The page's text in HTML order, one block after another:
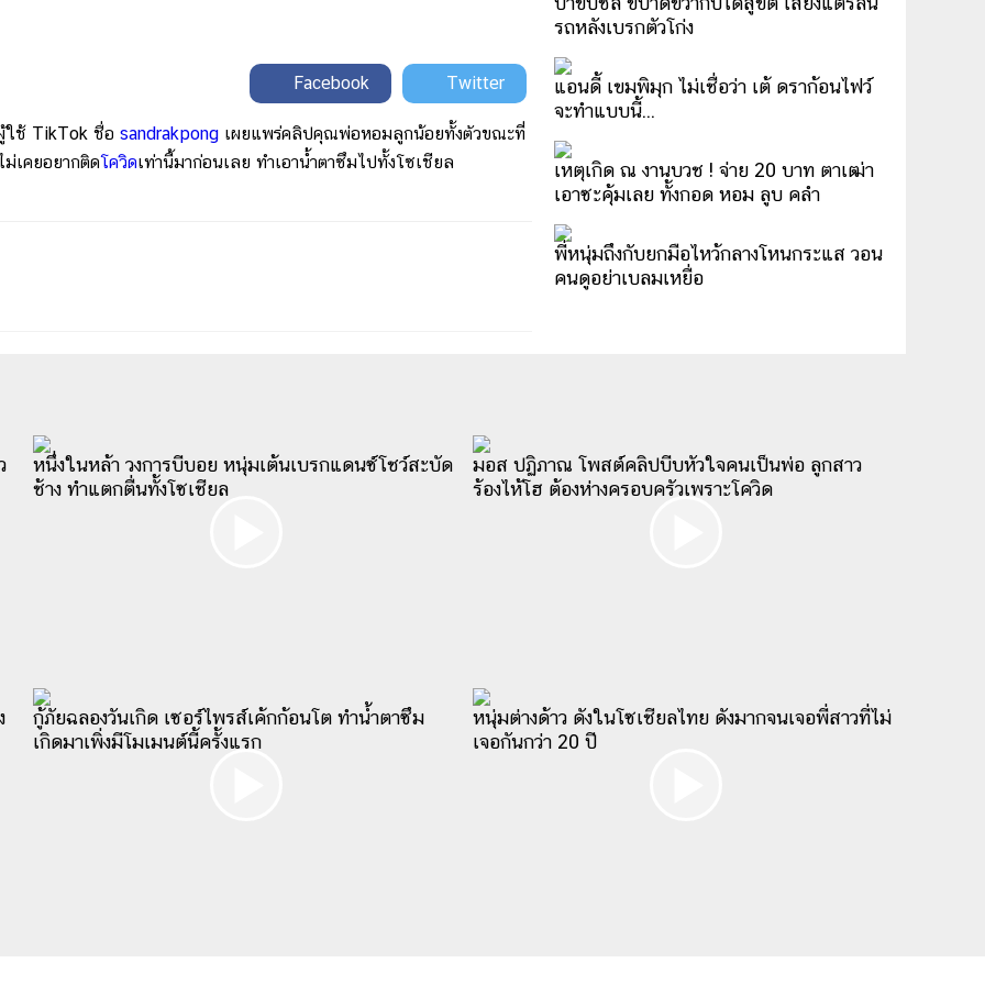
Twitter
Facebook
ช้ TikTok ชื่อ sandrakpong เผยแพร่คลิปคุณพ่อหอมลูกน้อยทั้งตัวขณะที่
เคยอยากติดโควิดเท่านี้มาก่อนเลย ทำเอาน้ำตาซึมไปทั้งโซเชียล
รถหลังเบรกตัวโก่ง
แอนดี้ เขมพิมุก ไม่เชื่อว่า เต้ ดราก้อนไฟว์
จะทำแบบนี้...
เหตุเกิด ณ งานบวช ! จ่าย 20 บาท ตาเฒ่า
เอาซะคุ้มเลย ทั้งกอด หอม ลูบ คลำ
พี่หนุ่มถึงกับยกมือไหว้กลางโหนกระแส วอน
คนดูอย่าเบลมเหยื่อ
หนึ่งในหล้า วงการบีบอย หนุ่มเต้นเบรกแดนซ์โชว์สะบัด
ช้าง ทำแตกตื่นทั้งโซเชียล
มอส ปฏิภาณ โพสต์คลิปบีบหัวใจคนเป็นพ่อ ลูกสาว
ร้องไห้โฮ ต้องห่างครอบครัวเพราะโควิด
กู้ภัยฉลองวันเกิด เซอร์ไพรส์เค้กก้อนโต ทำน้ำตาซึม
เกิดมาเพิ่งมีโมเมนต์นี้ครั้งแรก
หนุ่มต่างด้าว ดังในโซเชียลไทย ดังมากจนเจอพี่สาวที่ไม่
เจอกันกว่า 20 ปี